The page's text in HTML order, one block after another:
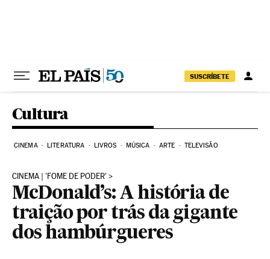
SUSCRÍBETE
Cultura
CINEMA LITERATURA LIVROS MÚSICA ARTE TELEVISÃO
CINEMA | 'FOME DE PODER'
McDonald’s: A história de
traição por trás da gigante
dos hambúrgueres